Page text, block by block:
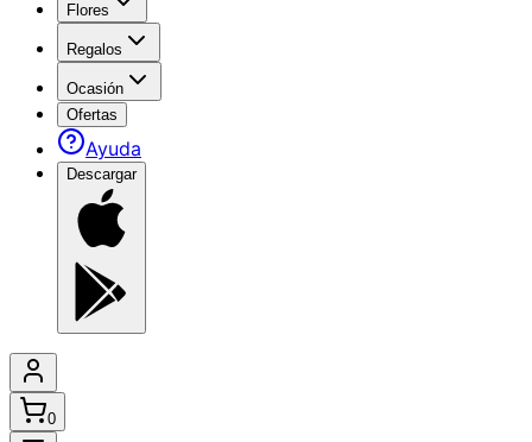
Flores
Regalos
Ocasión
Ofertas
Ayuda
Descargar
0